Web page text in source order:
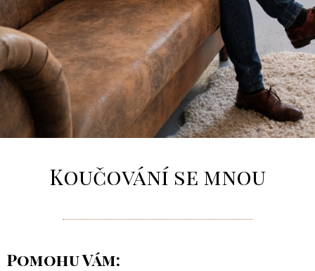
Koučování se mnou
Pomohu Vám: